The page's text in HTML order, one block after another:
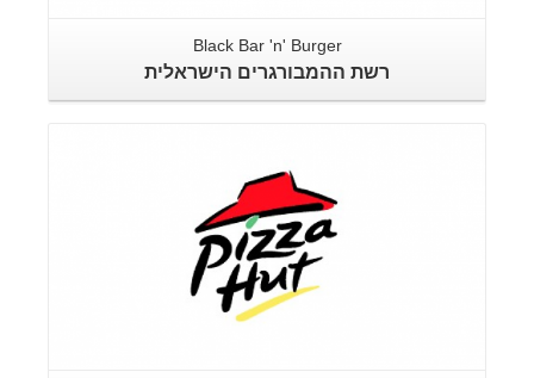
Black Bar 'n' Burger
רשת ההמבורגרים הישראלית